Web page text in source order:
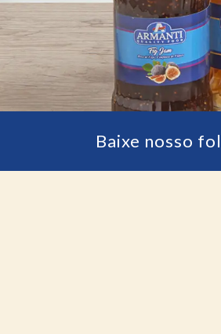
Baixe nosso